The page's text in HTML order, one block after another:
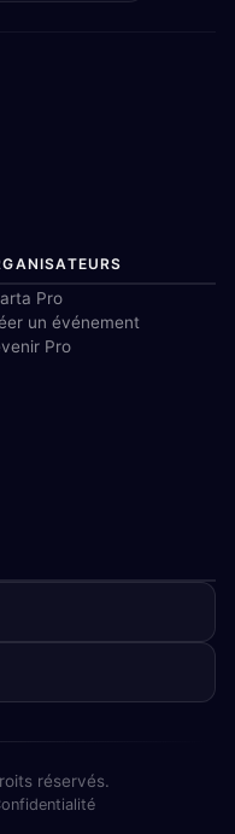
Pro
un événement
Pro
réservés.